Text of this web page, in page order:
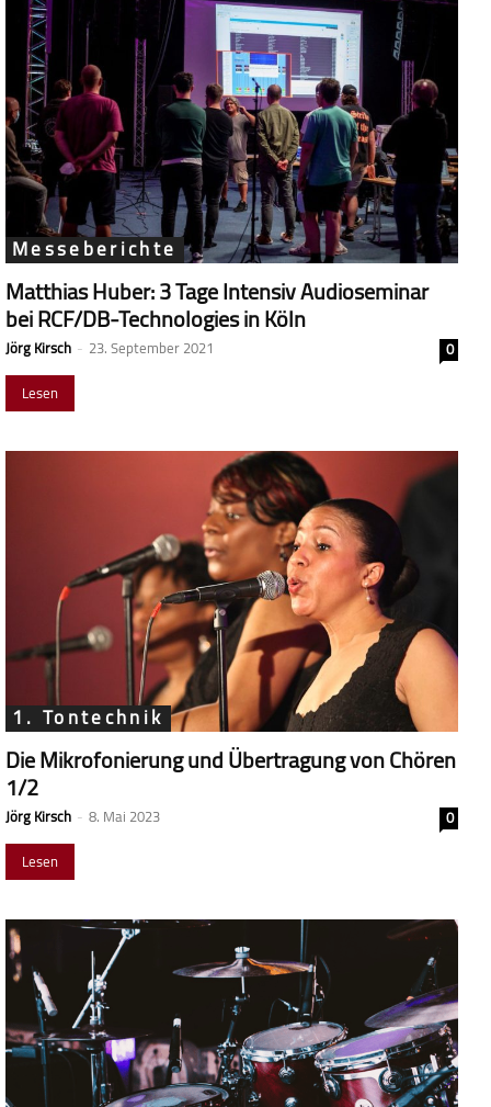
Messeberichte
Matthias Huber: 3 Tage Intensiv Audioseminar
bei RCF/DB-Technologies in Köln
Jörg Kirsch - 23. September 2021
0
Lesen
1. Tontechnik
Die Mikrofonierung und Übertragung von Chören
1/2
Jörg Kirsch - 8. Mai 2023
0
Lesen